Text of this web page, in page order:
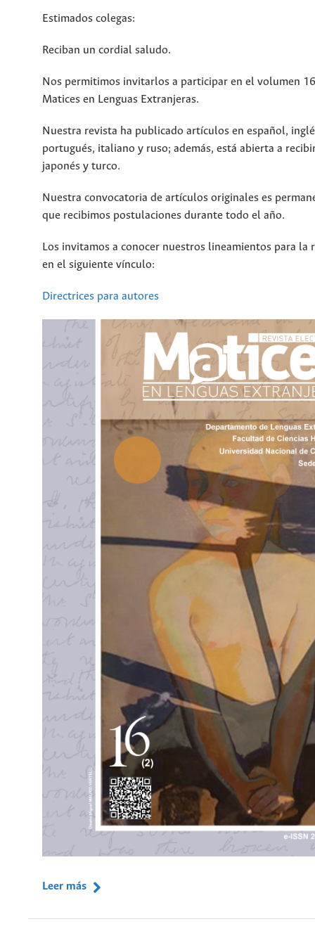
Estimados colegas:
Reciban un cordial saludo.
Nos permitimos invitarlos a participar en el volumen
Matices en Lenguas Extranjeras.
Nuestra revista ha publicado artículos en español,
portugués, italiano y ruso; además, está abierta a
japonés y turco.
Nuestra convocatoria de artículos originales es
que recibimos postulaciones durante todo el año.
Los invitamos a conocer nuestros lineamientos para la
en el siguiente vínculo:
Directrices para autores
Leer más